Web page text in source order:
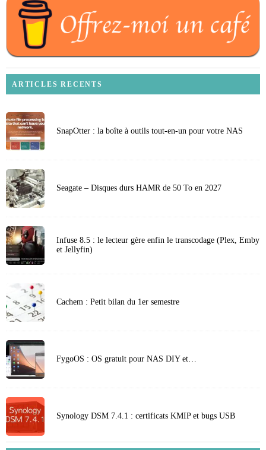
ARTICLES RECENTS
SnapOtter : la boîte à outils tout-en-un pour votre NAS
Seagate – Disques durs HAMR de 50 To en 2027
Infuse 8.5 : le lecteur gère enfin le transcodage (Plex, Emby
et Jellyfin)
Cachem : Petit bilan du 1er semestre
FygoOS : OS gratuit pour NAS DIY et…
Synology DSM 7.4.1 : certificats KMIP et bugs USB